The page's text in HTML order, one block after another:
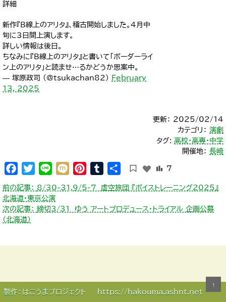
詳細
新作『B線上のアリタ』、稽古開始しました。4月中
旬に3日間上演します。
詳しい情報は後日。
ちなみに『B線上のアリタ』と書いて「ボーダーライ
ン上のアリタ」と読ませ…るかどうか思案中。
— 塚原政司 (@tsukachan82)
February
13, 2025
更新： 2025/02/14
カテゴリ： 演劇
タグ: 高校・高専・中学
開催地： 長崎
Facebook
Twitter
Line Mixi Pinterest
Tumblr 7
投
稿
ナ
ビ
前の記事： 8/30-31,9/5-7 虚空旅団 『ボイストレーニング2025』
北海道・東京公演
次の記事： 締切3/31 ゆう アートプロデュース・トライアル 企画公募
（北海道）
↑
製作： はこうまプロジェクト https://hakouma.ashnt.net